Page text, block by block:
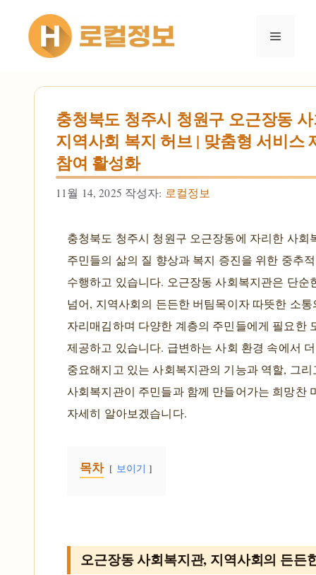
건너뛰기
메뉴
충청북도 청주시 청원구 오근장동
지역사회 복지 허브 | 맞춤형 서비스
참여 활성화
11월 14, 2025 작성자: 로컬정보
충청북도 청주시 청원구 오근장동에 자리한 사회
주민들의 삶의 질 향상과 복지 증진을 위한 중추
수행하고 있습니다. 오근장동 사회복지관은 단순
넘어, 지역사회의 든든한 버팀목이자 따뜻한 소
자리매김하며 다양한 계층의 주민들에게 필요한
제공하고 있습니다. 급변하는 사회 환경 속에서
중요해지고 있는 사회복지관의 기능과 역할, 그
사회복지관이 주민들과 함께 만들어가는 희망찬
자세히 알아보겠습니다.
목차 보이기
오근장동 사회복지관, 지역사회의 든든